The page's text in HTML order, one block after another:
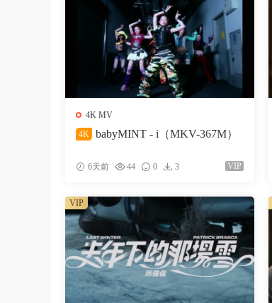
4K MV
4K
babyMINT - i（MKV-367M）
6天前 44 0 3 VIP
VIP